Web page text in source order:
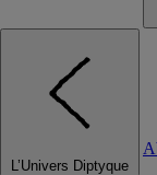
L’Univers Diptyque